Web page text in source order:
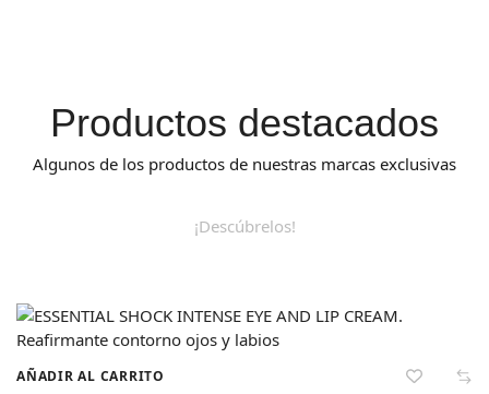
Productos destacados
Algunos de los productos de nuestras marcas exclusivas
¡Descúbrelos!
AÑADIR AL CARRITO